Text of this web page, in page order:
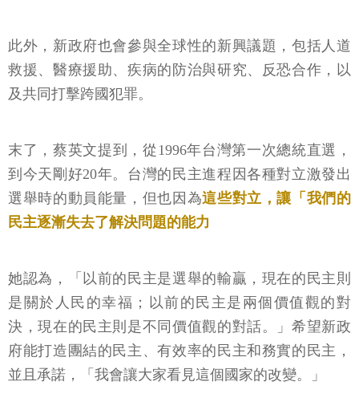
此外，新政府也會參與全球性的新興議題，包括人道
救援、醫療援助、疾病的防治與研究、反恐合作，以
及共同打擊跨國犯罪。
末了，蔡英文提到，從1996年台灣第一次總統直選，
到今天剛好20年。台灣的民主進程因各種對立激發出
選舉時的動員能量，但也因為這些對立，讓「我們的
民主逐漸失去了解決問題的能力
她認為，「以前的民主是選舉的輸贏，現在的民主則
是關於人民的幸福；以前的民主是兩個價值觀的對
決，現在的民主則是不同價值觀的對話。」希望新政
府能打造團結的民主、有效率的民主和務實的民主，
並且承諾，「我會讓大家看見這個國家的改變。」